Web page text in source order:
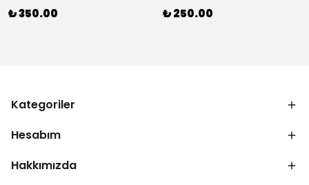
₺ 350.00 ₺ 250.00
Kategoriler
Hesabım
Hakkımızda